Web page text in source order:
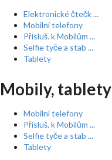
Elektronické čtečk ...
Mobilní telefony
Přísluš. k Mobilům ...
Selfie tyče a stab ...
Tablety
Mobily, tablety
Mobilní telefony
Přísluš. k Mobilům ...
Selfie tyče a stab ...
Tablety